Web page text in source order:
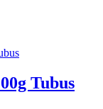
Tubus